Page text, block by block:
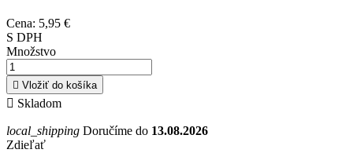
Cena: 5,95 €
S DPH
Množstvo
 Vložiť do košíka
 Skladom
local_shipping Doručíme do 13.08.2026
Zdieľať